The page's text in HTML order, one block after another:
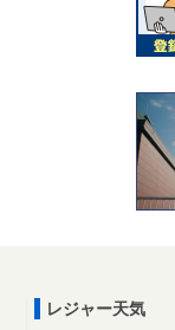
レジャー天気